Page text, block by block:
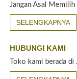
Jangan Asal
SELENGKAPNYA
HUBUNGI KAMI
Toko kami berada